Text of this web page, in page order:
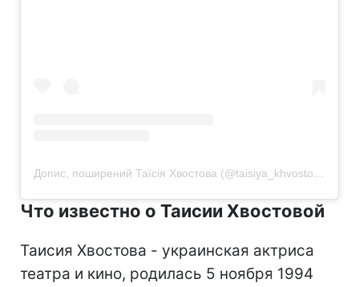
Допис, поширений Таїсія Хвостова (@taisiya_khvostova)
Что известно о Таисии Хвостовой
Таисия Хвостова - украинская актриса
театра и кино, родилась 5 ноября 1994